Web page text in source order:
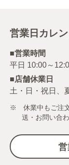
営業日カレ
■営業時間
■店舗休業日
土・日・祝日、
※ 休業中もご注文
送・お問い合